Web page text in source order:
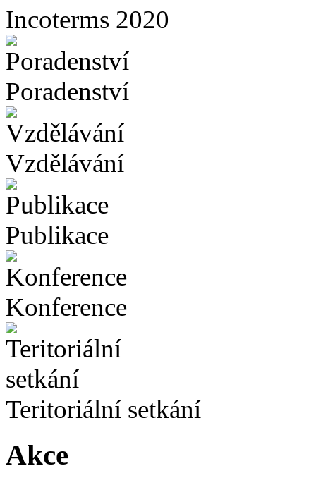
Incoterms 2020
Poradenství
Vzdělávání
Publikace
Konference
Teritoriální setkání
Akce